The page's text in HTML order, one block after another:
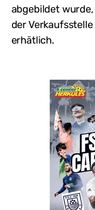
abgebildet wurde,
der Verkaufsstelle
erhätlich.